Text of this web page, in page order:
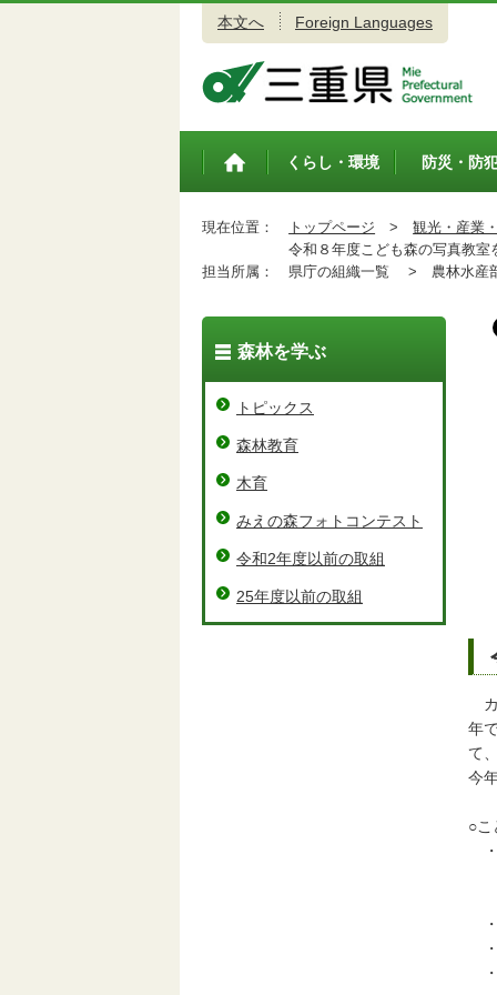
本文へ Foreign Languages
トップペ
くらし・環境 防災・防
現在位置： トップページ > 観光・産業
令和８年度こども森の写真教室
担当所属：
県庁の組織一覧 > 農林水
カ
年
て
今
○こ
・
※
・
・
・
森林を学ぶ
トピックス
森林教育
木育
みえの森フォトコンテスト
令和2年度以前の取組
25年度以前の取組